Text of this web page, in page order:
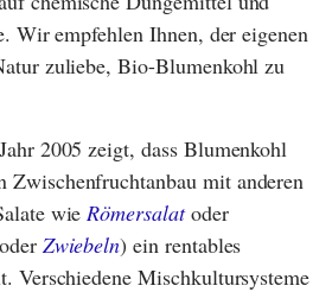
Wir empfehlen Ihnen, der eigenen
zuliebe, Bio-Blumenkohl zu
2005 zeigt, dass Blumenkohl
Zwischenfruchtanbau mit anderen
wie Römersalatoder
Zwiebeln) ein rentables
Verschiedene Mischkultursysteme